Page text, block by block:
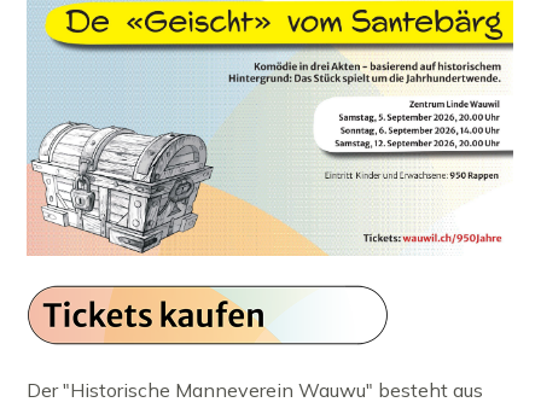
Der "Historische Manneverein Wauwu" besteht aus